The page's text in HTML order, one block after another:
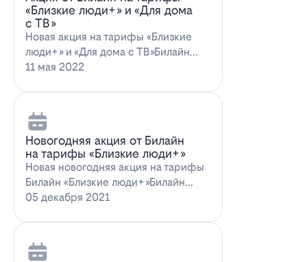
«Близкие люди+» и «Для дома
с ТВ»
Новая акция на тарифы «Близкие
люди+» и «Для дома с ТВ»Билайн
предлагает выг…
11 мая 2022
Новогодняя акция от Билайн
на тарифы «Близкие люди+»
Новая новогодняя акция на тарифы
Билайн «Близкие люди+»Билайн
предлагает новогоднее пред…
05 декабря 2021